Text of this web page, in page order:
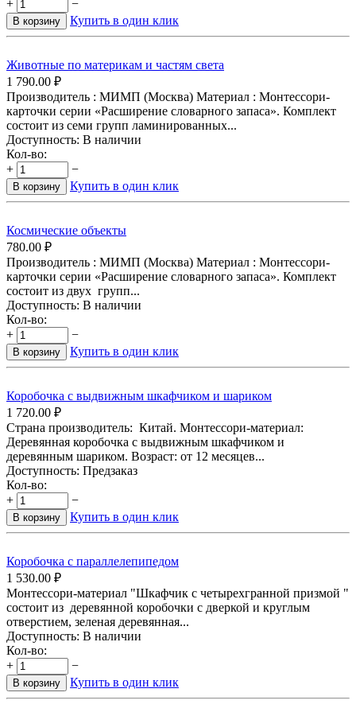
+
−
В корзину Купить в один клик
Животные по материкам и частям света
1 790.00 ₽
Производитель : МИМП (Москва) Материал : Монтессори-
карточки серии «Расширение словарного запаса». Комплект
состоит из семи групп ламинированных...
Доступность: В наличии
Кол-во:
+
−
В корзину Купить в один клик
Космические объекты
780.00 ₽
Производитель : МИМП (Москва) Материал : Монтессори-
карточки серии «Расширение словарного запаса». Комплект
состоит из двух групп...
Доступность: В наличии
Кол-во:
+
−
В корзину Купить в один клик
Коробочка с выдвижным шкафчиком и шариком
1 720.00 ₽
Страна производитель: Китай. Монтессори-материал:
Деревянная коробочка с выдвижным шкафчиком и
деревянным шариком. Возраст: от 12 месяцев...
Доступность: Предзаказ
Кол-во:
+
−
В корзину Купить в один клик
Коробочка с параллелепипедом
1 530.00 ₽
Монтессори-материал "Шкафчик с четырехгранной призмой "
состоит из деревянной коробочки с дверкой и круглым
отверстием, зеленая деревянная...
Доступность: В наличии
Кол-во:
+
−
В корзину Купить в один клик